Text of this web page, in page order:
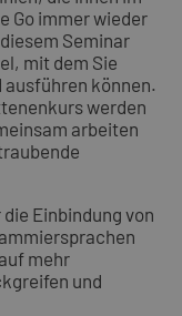
Go immer wieder
Seminar
mit dem Sie
können.
werden
arbeiten
Einbindung von
mehr
und